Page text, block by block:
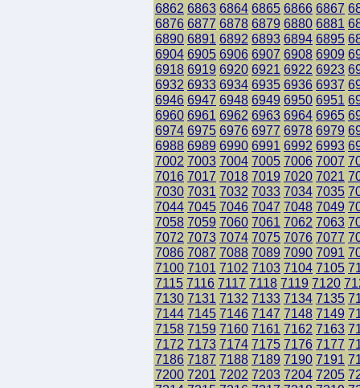
6862 6863 6864 6865 6866 6867
6876 6877 6878 6879 6880 6881
6890 6891 6892 6893 6894 6895
6904 6905 6906 6907 6908 6909
6918 6919 6920 6921 6922 6923
6932 6933 6934 6935 6936 6937
6946 6947 6948 6949 6950 6951
6960 6961 6962 6963 6964 6965
6974 6975 6976 6977 6978 6979
6988 6989 6990 6991 6992 6993
7002 7003 7004 7005 7006 7007
7016 7017 7018 7019 7020 7021
7030 7031 7032 7033 7034 7035
7044 7045 7046 7047 7048 7049
7058 7059 7060 7061 7062 7063
7072 7073 7074 7075 7076 7077
7086 7087 7088 7089 7090 7091
7100 7101 7102 7103 7104 7105
7115 7116 7117 7118 7119 7120
7130 7131 7132 7133 7134 7135
7144 7145 7146 7147 7148 7149
7158 7159 7160 7161 7162 7163
7172 7173 7174 7175 7176 7177
7186 7187 7188 7189 7190 7191
7200 7201 7202 7203 7204 7205